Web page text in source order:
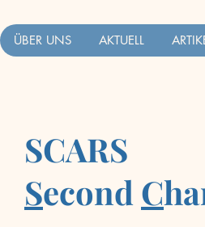
ÜBER UNS AKTUELL
SCARS
Second C